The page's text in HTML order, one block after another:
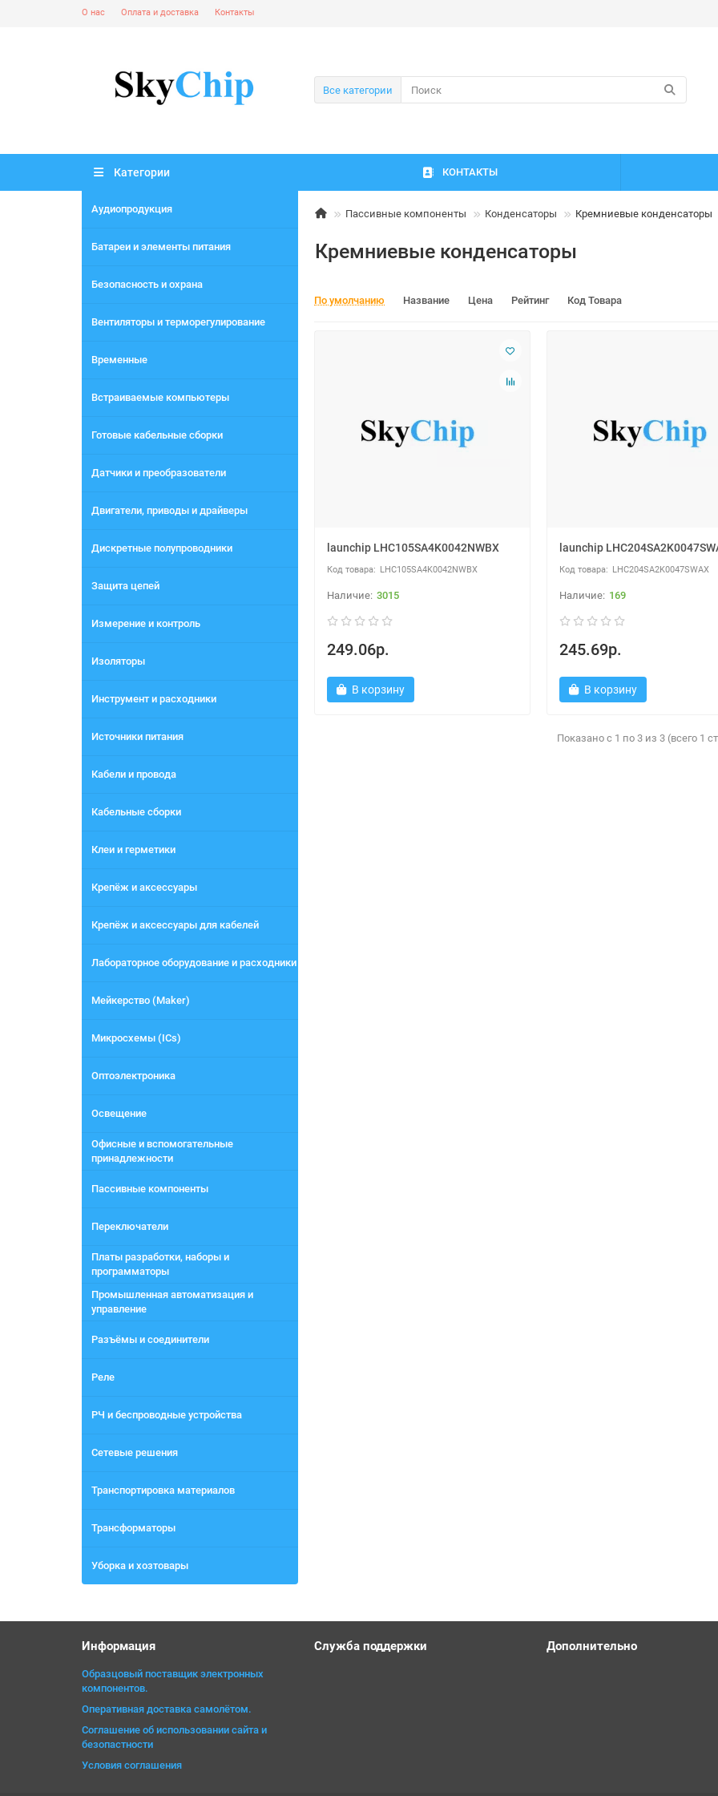
О нас Оплата и доставка Контакты
Все категории
Категории
Аудиопродукция
Батареи и элементы питания
Безопасность и охрана
Вентиляторы и терморегулирование
Временные
Встраиваемые компьютеры
Готовые кабельные сборки
Датчики и преобразователи
Двигатели, приводы и драйверы
Дискретные полупроводники
Защита цепей
Измерение и контроль
Изоляторы
Инструмент и расходники
Источники питания
Кабели и провода
Кабельные сборки
Клеи и герметики
Крепёж и аксессуары
Крепёж и аксессуары для кабелей
Лабораторное оборудование и расходники
Мейкерство (Maker)
Микросхемы (ICs)
Оптоэлектроника
Освещение
Офисные и вспомогательные
принадлежности
Пассивные компоненты
Переключатели
Платы разработки, наборы и
программаторы
Промышленная автоматизация и
управление
Разъёмы и соединители
Реле
РЧ и беспроводные устройства
Сетевые решения
Транспортировка материалов
Трансформаторы
Уборка и хозтовары
КОНТАКТЫ
Пассивные компоненты Конденсаторы Кремниевые конденсаторы
Кремниевые конденсаторы
По умолчанию Название Цена Рейтинг Код Товара
launchip LHC105SA4K0042NWBX
LHC105SA4K0042NWBX
3015
249.06р.
В корзину
launchip
LHC204SA2K0047SWAX
169
245.69р.
В корзину
Показано с 1 по 3 из 3 (всего 1
Информация
Образцовый поставщик электронных
компонентов.
Оперативная доставка самолётом.
Соглашение об использовании сайта и
безопастности
Условия соглашения
Служба поддержки Дополнительно